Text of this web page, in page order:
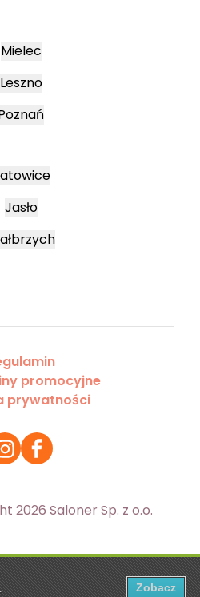
Zobacz
Aby dowiedzieć się
Mielec
Leszno
Jasło
promocyjne
prywatności
2026 Saloner Sp. z o.o.